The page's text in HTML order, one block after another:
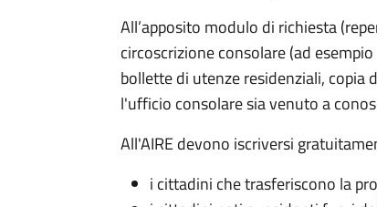
All’apposito modulo di richiesta
circoscrizione consolare (ad
bollette di utenze residenziali, copia
l'ufficio consolare sia venuto a
All'AIRE devono iscriversi
i cittadini che trasferiscono la